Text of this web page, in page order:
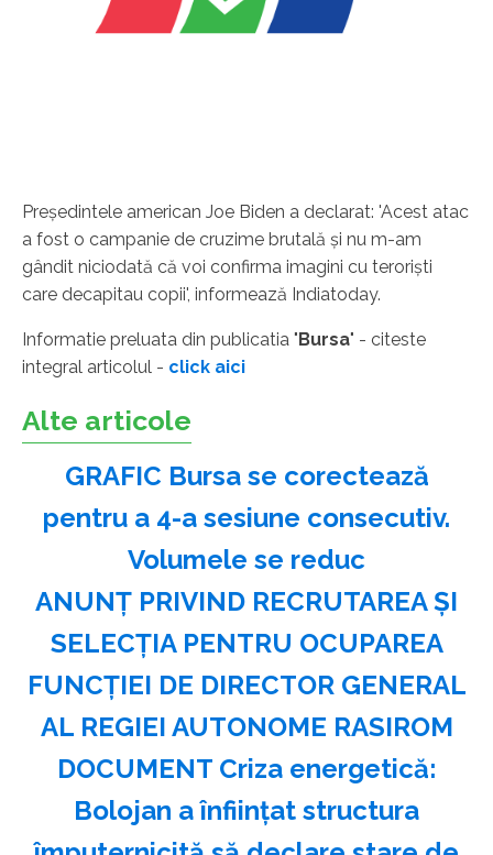
Preşedintele american Joe Biden a declarat: 'Acest atac
a fost o campanie de cruzime brutală şi nu m-am
gândit niciodată că voi confirma imagini cu terorişti
care decapitau copii', informează Indiatoday.
Informatie preluata din publicatia "Bursa" - citeste
integral articolul - click aici
Alte articole
GRAFIC Bursa se corectează
pentru a 4-a sesiune consecutiv.
Volumele se reduc
ANUNŢ PRIVIND RECRUTAREA ŞI
SELECŢIA PENTRU OCUPAREA
FUNCŢIEI DE DIRECTOR GENERAL
AL REGIEI AUTONOME RASIROM
DOCUMENT Criza energetică:
Bolojan a înființat structura